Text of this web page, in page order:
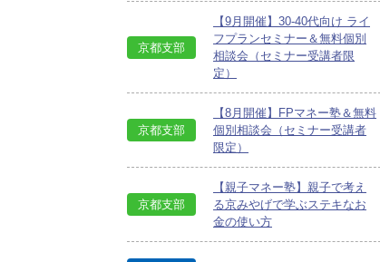
京都支部
【9月開催】30-40代向け ライ
フプランセミナー＆無料個別
相談会（セミナー受講者限
定）
京都支部
【8月開催】FPマネー塾＆無料
個別相談会（セミナー受講者
限定）
京都支部
【親子マネー塾】親子で考え
る京みやげで学ぶステキなお
金の使い方